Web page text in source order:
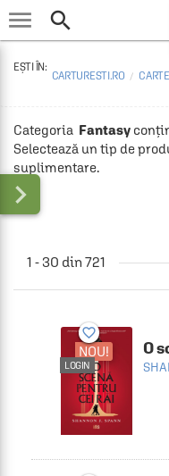
 
CARTURESTI.RO CARTE

Categoria Fantasy
Selectează un tip de
suplimentare.
1 - 30 din 721
favorite_border
O
NOU!
LOGIN